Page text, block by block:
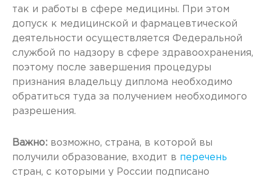
так и работы в сфере медицины. При этом
допуск к медицинской и фармацевтической
деятельности осуществляется Федеральной
службой по надзору в сфере здравоохранения,
поэтому после завершения процедуры
признания владельцу диплома необходимо
обратиться туда за получением необходимого
разрешения.
Важно: возможно, страна, в которой вы
получили образование, входит в перечень
стран, с которыми у России подписано